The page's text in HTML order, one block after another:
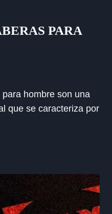
PARA
hombre son una
que se caracteriza por